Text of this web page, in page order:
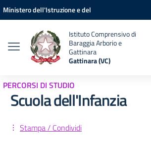
Vai ai contenuti
Vai al menu di navigazione
Vai al footer
Ministero dell'Istruzione e del
Istituto Comprensivo di
Baraggia Arborio e
Gattinara
Gattinara (VC)
PERCORSI DI STUDIO
Scuola dell'Infanzia
Stampa / Condividi